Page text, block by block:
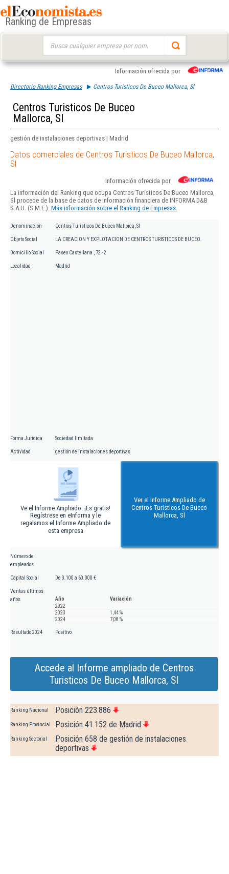
Ranking de Empresas
Información ofrecida por
Directorio Ranking Empresas Centros Turisticos De Buceo Mallorca, Sl
Centros Turisticos De Buceo
Mallorca, Sl
gestión de instalaciones deportivas | Madrid
Datos comerciales de Centros Turisticos De Buceo Mallorca,
Sl
Información ofrecida por
La información del Ranking que ocupa Centros Turisticos De Buceo Mallorca,
Sl procede de la base de datos de información financiera de INFORMA D&B
S.A.U. (S.M.E.). Más información sobre el Ranking de Empresas.
Denominación Centros Turisticos De Buceo Mallorca, Sl
Objeto Social LA CREACION Y EXPLOTACION DE CENTROS TURISTICOS DE BUCEO.
Domicilio Social Paseo Castellana , 72 - 2
Localidad Madrid
Forma Jurídica Sociedad limitada
Actividad gestión de instalaciones deportivas
Ve el Informe Ampliado. ¡Es gratis!
Regístrese en eInforma y le
regalamos el Informe Ampliado de
esta empresa
Ver el Informe Ampliado de
Centros Turisticos De Buceo
Mallorca, Sl
Número de
empleados
Capital Social De 3.100 a 60.000 €
Ventas últimos
años
Año
Variación
2022
2023
1,44 %
2024
7,08 %
Resultado 2024 Positivo
Accede al Informe ampliado de Centros
Turisticos De Buceo Mallorca, Sl
Ranking Nacional Posición 223.886
Ranking Provincial Posición 41.152 de Madrid
Ranking Sectorial
Posición 658 de gestión de instalaciones
deportivas